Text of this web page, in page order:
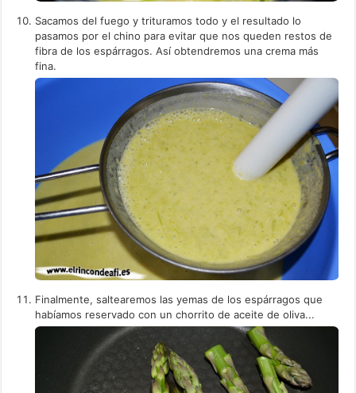
Sacamos del fuego y trituramos todo y el resultado lo
pasamos por el chino para evitar que nos queden restos de
fibra de los espárragos. Así obtendremos una crema más
fina.
Finalmente, saltearemos las yemas de los espárragos que
habíamos reservado con un chorrito de aceite de oliva...